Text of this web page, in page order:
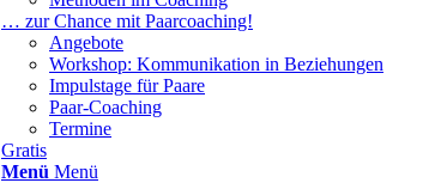
… zur Chance mit Paarcoaching!
Angebote
Workshop: Kommunikation in Beziehungen
Impulstage für Paare
Paar-Coaching
Termine
Gratis
Menü Menü